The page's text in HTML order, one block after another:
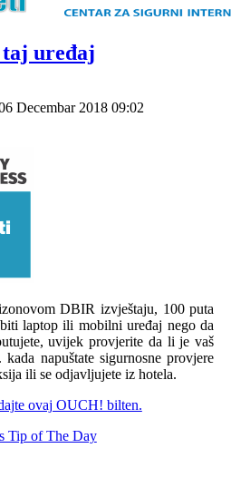
uređaj
Decembar 2018 09:02
DBIR izvještaju, 100 puta
laptop ili mobilni uređaj nego da
uvijek provjerite da li je vaš
napuštate sigurnosne provjere
ili se odjavljujete iz hotela.
ovaj OUCH! bilten.
Tip of The Day